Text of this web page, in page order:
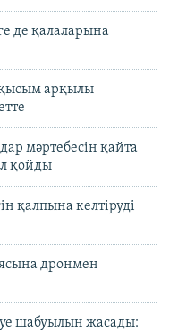
де қалаларына
арқылы
мәртебесін қайта
қойды
қалпына келтіруді
дронмен
шабуылын жасады: